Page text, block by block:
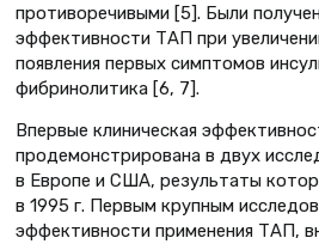
противоречивыми [5]. Были
эффективности ТАП при
появления первых симптомов
фибринолитика [6, 7].
Впервые клиническая
продемонстрирована в двух
в Европе и США, результаты
в 1995 г. Первым крупным
эффективности применения ТАП,